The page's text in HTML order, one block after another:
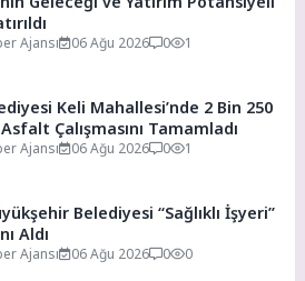
Ajansı 06 Ağu 2026 0 1
Keli Mahallesi’nde 2 Bin 250
Çalışmasını Tamamladı
Ajansı 06 Ağu 2026 0 1
Belediyesi “Sağlıklı İşyeri”
Aldı
Ajansı 06 Ağu 2026 0 0